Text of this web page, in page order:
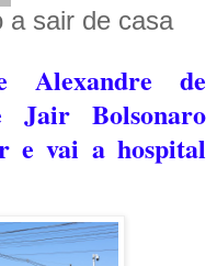
a sair de casa
Alexandre de
Jair Bolsonaro
e vai a hospital